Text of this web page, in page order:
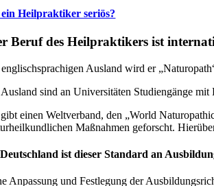
Heilpraktiker seriös?
Beruf des Heilpraktikers ist
Ausland wird er
sind an Universitäten Studiengänge
einen Weltverband, den „World
Maßnahmen geforscht.
ist dieser Standard an
Anpassung und Festlegung der